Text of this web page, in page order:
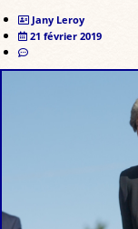
Jany Leroy
21 février 2019